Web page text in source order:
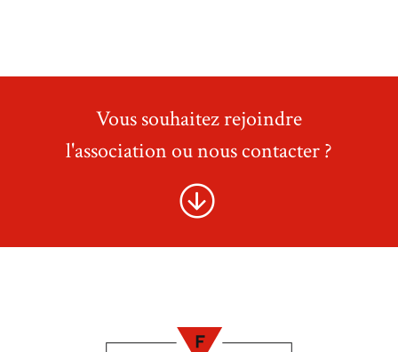
Vous souhaitez rejoindre
l'association ou nous contacter ?